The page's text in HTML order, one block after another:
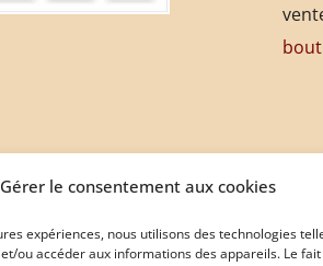
Gérer le consentement aux cookies
expériences, nous utilisons des technologies
ou accéder aux informations des appareils. Le